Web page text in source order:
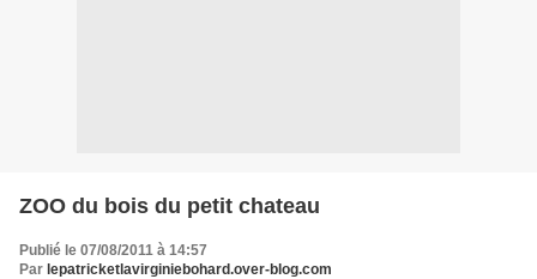
ZOO du bois du petit chateau
Publié le 07/08/2011 à 14:57
Par lepatricketlavirginiebohard.over-blog.com